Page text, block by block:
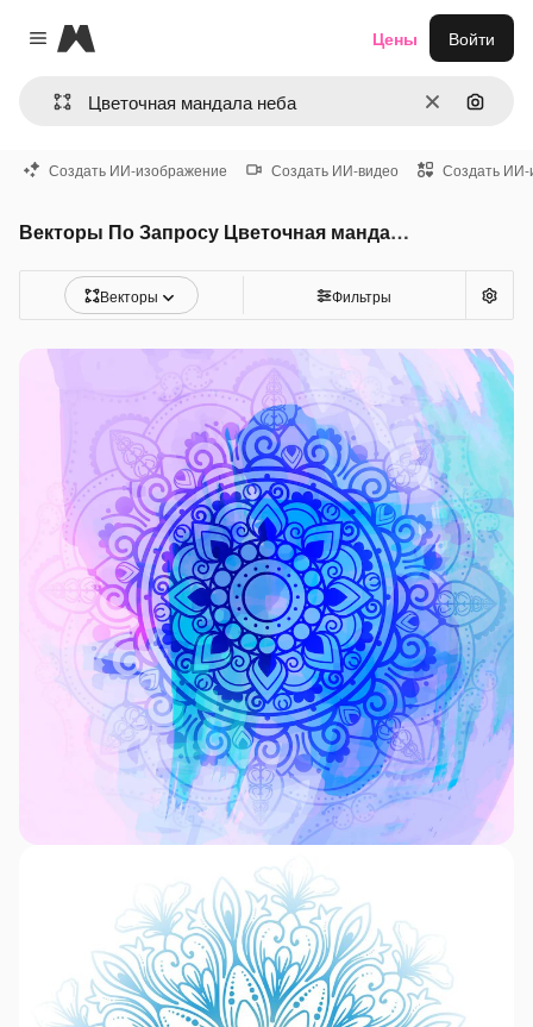
Close menu
Magnific
ОчиститьПоиск
Цены Войти
Создать ИИ-изображение Создать ИИ-видео Создать ИИ-
Векторы По Запросу Цветочная мандала неба
Векторы Фильтры